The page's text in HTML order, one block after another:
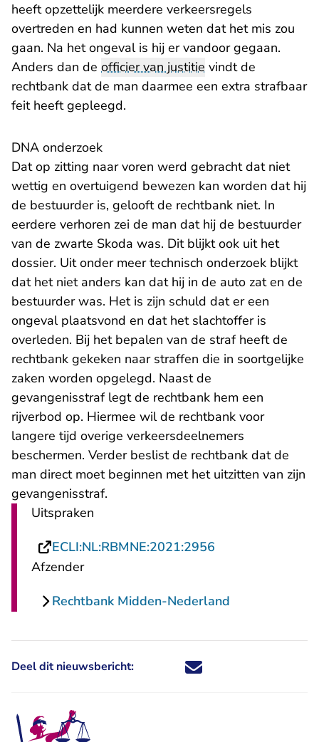
heeft opzettelijk meerdere verkeersregels
overtreden en had kunnen weten dat het mis zou
gaan. Na het ongeval is hij er vandoor gegaan.
Anders dan de officier van justitie vindt de
rechtbank dat de man daarmee een extra strafbaar
feit heeft gepleegd.
DNA onderzoek
Dat op zitting naar voren werd gebracht dat niet
wettig en overtuigend bewezen kan worden dat hij
de bestuurder is, gelooft de rechtbank niet. In
eerdere verhoren zei de man dat hij de bestuurder
van de zwarte Skoda was. Dit blijkt ook uit het
dossier. Uit onder meer technisch onderzoek blijkt
dat het niet anders kan dat hij in de auto zat en de
bestuurder was. Het is zijn schuld dat er een
ongeval plaatsvond en dat het slachtoffer is
overleden. Bij het bepalen van de straf heeft de
rechtbank gekeken naar straffen die in soortgelijke
zaken worden opgelegd. Naast de
gevangenisstraf legt de rechtbank hem een
rijverbod op. Hiermee wil de rechtbank voor
langere tijd overige verkeersdeelnemers
beschermen. Verder beslist de rechtbank dat de
man direct moet beginnen met het uitzitten van zijn
gevangenisstraf.
Uitspraken
ECLI:NL:RBMNE:2021:2956
Afzender
Rechtbank Midden-Nederland
Deel dit nieuwsbericht: Deel dit nieuwsbericht via X -
Deel dit nieuwsbericht via
Deel dit nieuwsbericht
Deel dit